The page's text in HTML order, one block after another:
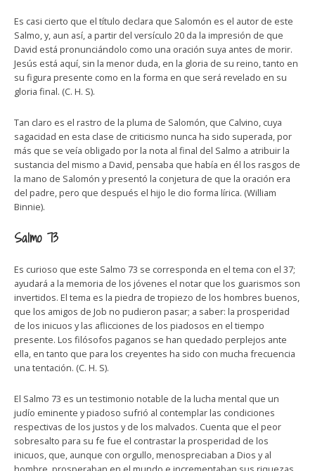
Es casi cierto que el título declara que Salomón es el autor de este
Salmo, y, aun así, a partir del versículo 20 da la impresión de que
David está pronunciándolo como una oración suya antes de morir.
Jesús está aquí, sin la menor duda, en la gloria de su reino, tanto en
su figura presente como en la forma en que será revelado en su
gloria final. (C. H. S).
Tan claro es el rastro de la pluma de Salomón, que Calvino, cuya
sagacidad en esta clase de criticismo nunca ha sido superada, por
más que se veía obligado por la nota al final del Salmo a atribuir la
sustancia del mismo a David, pensaba que había en él los rasgos de
la mano de Salomón y presentó la conjetura de que la oración era
del padre, pero que después el hijo le dio forma lírica. (William
Binnie).
Salmo 73
Es curioso que este Salmo 73 se corresponda en el tema con el 37;
ayudará a la memoria de los jóvenes el notar que los guarismos son
invertidos. El tema es la piedra de tropiezo de los hombres buenos,
que los amigos de Job no pudieron pasar; a saber: la prosperidad
de los inicuos y las aflicciones de los piadosos en el tiempo
presente. Los filósofos paganos se han quedado perplejos ante
ella, en tanto que para los creyentes ha sido con mucha frecuencia
una tentación. (C. H. S).
El Salmo 73 es un testimonio notable de la lucha mental que un
judío eminente y piadoso sufrió al contemplar las condiciones
respectivas de los justos y de los malvados. Cuenta que el peor
sobresalto para su fe fue el contrastar la prosperidad de los
inicuos, que, aunque con orgullo, menospreciaban a Dios y al